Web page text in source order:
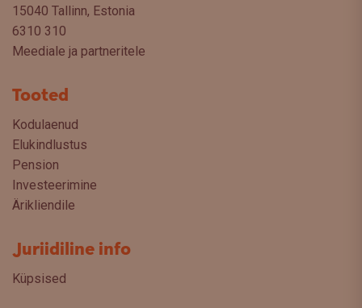
15040 Tallinn, Estonia
6310 310
Meediale ja partneritele
Tooted
Kodulaenud
Elukindlustus
Pension
Investeerimine
Ärikliendile
Juriidiline info
Küpsised